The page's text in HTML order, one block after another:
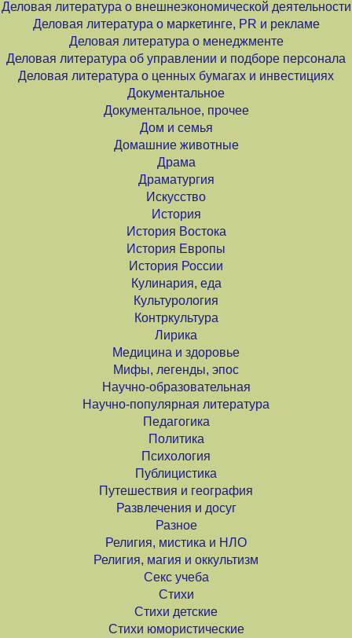
Деловая литература о внешнеэкономической деятельности
Деловая литература о маркетинге, PR и рекламе
Деловая литература о менеджменте
Деловая литература об управлении и подборе персонала
Деловая литература о ценных бумагах и инвестициях
Документальное
Документальное, прочее
Дом и семья
Домашние животные
Драма
Драматургия
Искусство
История
История Востока
История Европы
История России
Кулинария, еда
Культурология
Контркультура
Лирика
Медицина и здоровье
Мифы, легенды, эпос
Научно-образовательная
Научно-популярная литература
Педагогика
Политика
Психология
Публицистика
Путешествия и география
Развлечения и досуг
Разное
Религия, мистика и НЛО
Религия, магия и оккультизм
Секс учеба
Стихи
Стихи детские
Стихи юмористические